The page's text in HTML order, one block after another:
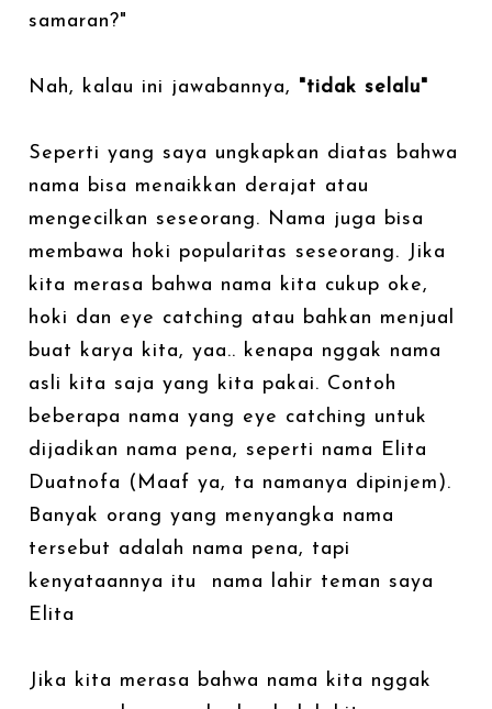
samaran?"
Nah, kalau ini jawabannya, "tidak selalu"
Seperti yang saya ungkapkan diatas bahwa
nama bisa menaikkan derajat atau
mengecilkan seseorang. Nama juga bisa
membawa hoki popularitas seseorang. Jika
kita merasa bahwa nama kita cukup oke,
hoki dan eye catching atau bahkan menjual
buat karya kita, yaa.. kenapa nggak nama
asli kita saja yang kita pakai. Contoh
beberapa nama yang eye catching untuk
dijadikan nama pena, seperti nama Elita
Duatnofa (Maaf ya, ta namanya dipinjem).
Banyak orang yang menyangka nama
tersebut adalah nama pena, tapi
kenyataannya itu nama lahir teman saya
Elita
Jika kita merasa bahwa nama kita nggak